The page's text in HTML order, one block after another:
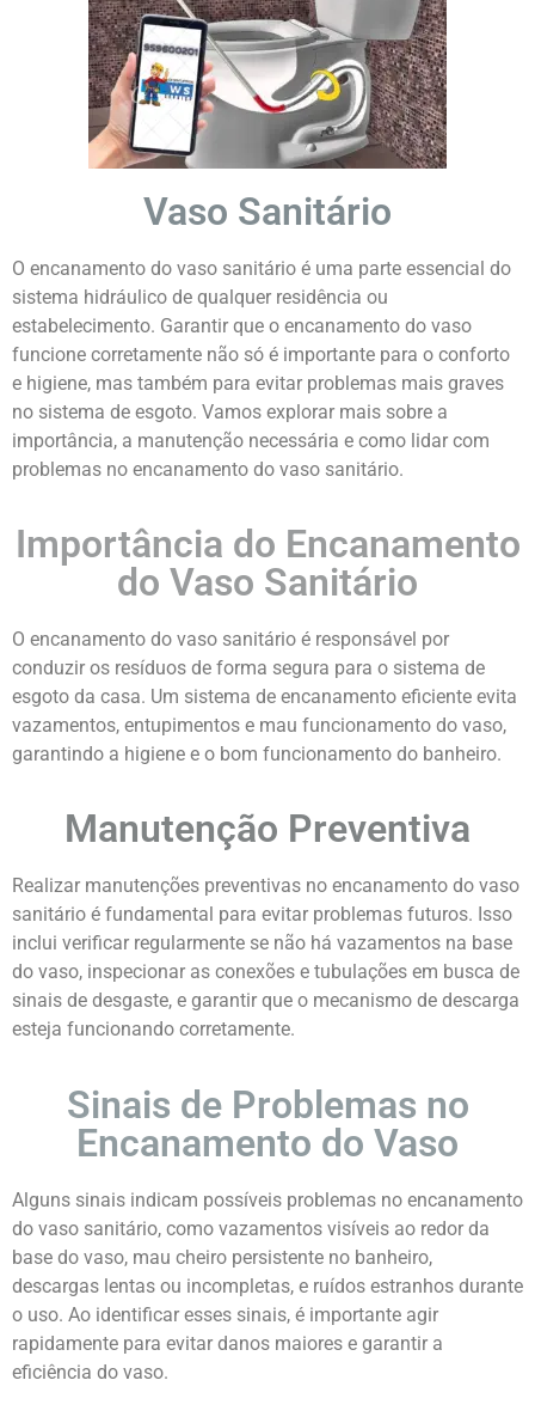
Vaso Sanitário
O encanamento do vaso sanitário é uma parte essencial do
sistema hidráulico de qualquer residência ou
estabelecimento. Garantir que o encanamento do vaso
funcione corretamente não só é importante para o conforto
e higiene, mas também para evitar problemas mais graves
no sistema de esgoto. Vamos explorar mais sobre a
importância, a manutenção necessária e como lidar com
problemas no encanamento do vaso sanitário.
Importância do Encanamento
do Vaso Sanitário
O encanamento do vaso sanitário é responsável por
conduzir os resíduos de forma segura para o sistema de
esgoto da casa. Um sistema de encanamento eficiente evita
vazamentos, entupimentos e mau funcionamento do vaso,
garantindo a higiene e o bom funcionamento do banheiro.
Manutenção Preventiva
Realizar manutenções preventivas no encanamento do vaso
sanitário é fundamental para evitar problemas futuros. Isso
inclui verificar regularmente se não há vazamentos na base
do vaso, inspecionar as conexões e tubulações em busca de
sinais de desgaste, e garantir que o mecanismo de descarga
esteja funcionando corretamente.
Sinais de Problemas no
Encanamento do Vaso
Alguns sinais indicam possíveis problemas no encanamento
do vaso sanitário, como vazamentos visíveis ao redor da
base do vaso, mau cheiro persistente no banheiro,
descargas lentas ou incompletas, e ruídos estranhos durante
o uso. Ao identificar esses sinais, é importante agir
rapidamente para evitar danos maiores e garantir a
eficiência do vaso.